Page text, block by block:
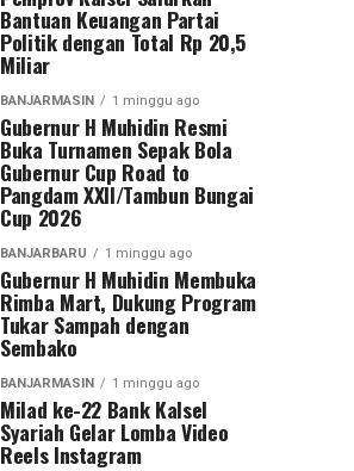
Bantuan Keuangan Partai
Politik dengan Total Rp 20,5
Miliar
BANJARMASIN 1 minggu ago
Gubernur H Muhidin Resmi
Buka Turnamen Sepak Bola
Gubernur Cup Road to
Pangdam XXII/Tambun Bungai
Cup 2026
BANJARBARU 1 minggu ago
Gubernur H Muhidin Membuka
Rimba Mart, Dukung Program
Tukar Sampah dengan
Sembako
BANJARMASIN 1 minggu ago
Milad ke-22 Bank Kalsel
Syariah Gelar Lomba Video
Reels Instagram